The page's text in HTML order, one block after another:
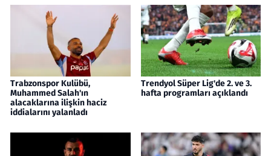
Trabzonspor Kulübü,
Muhammed Salah'ın
alacaklarına ilişkin haciz
iddialarını yalanladı
Trendyol Süper Lig'de 2. ve 3.
hafta programları açıklandı